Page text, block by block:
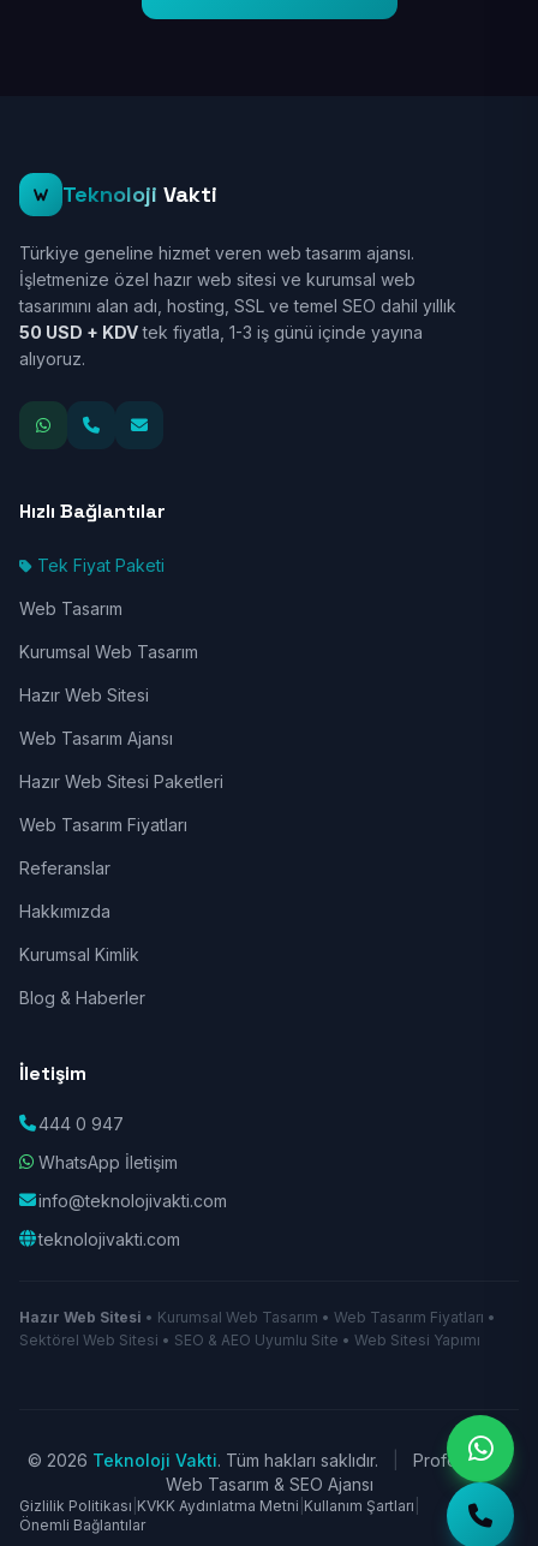
Teknoloji Vakti
Türkiye geneline hizmet veren web tasarım ajansı.
İşletmenize özel hazır web sitesi ve kurumsal web
tasarımını alan adı, hosting, SSL ve temel SEO dahil yıllık
50 USD + KDVtek fiyatla, 1-3 iş günü içinde yayına
alıyoruz.
Hızlı Bağlantılar
Tek Fiyat Paketi
Web Tasarım
Kurumsal Web Tasarım
Hazır Web Sitesi
Web Tasarım Ajansı
Hazır Web Sitesi Paketleri
Web Tasarım Fiyatları
Referanslar
Hakkımızda
Kurumsal Kimlik
Blog & Haberler
İletişim
444 0 947
WhatsApp İletişim
info@teknolojivakti.com
teknolojivakti.com
Hazır Web Sitesi • Kurumsal Web Tasarım • Web Tasarım Fiyatları •
Sektörel Web Sitesi • SEO & AEO Uyumlu Site • Web Sitesi Yapımı
© 2026 Teknoloji Vakti. Tüm hakları saklıdır.
Profesyonel
Web Tasarım & SEO Ajansı
Gizlilik Politikası KVKK Aydınlatma Metni Kullanım Şartları
Önemli Bağlantılar